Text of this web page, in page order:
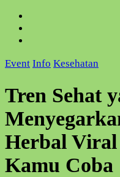
Event Info Kesehatan
Tren Sehat
Herbal
Kamu Coba